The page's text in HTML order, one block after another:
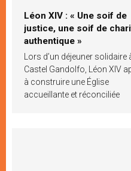
Léon XIV : « Une soif de
justice, une soif de
authentique »
Lors d’un déjeuner solidaire
Castel Gandolfo, Léon XIV
à construire une Église
accueillante et réconciliée